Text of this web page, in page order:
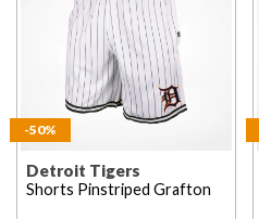
-50%
Detroit Tigers
Shorts Pinstriped Grafton